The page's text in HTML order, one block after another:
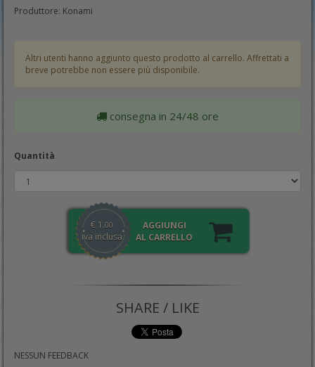
Produttore: Konami
Altri utenti hanno aggiunto questo prodotto al carrello. Affrettati a
breve potrebbe non essere più disponibile.
consegna in 24/48 ore
Quantità
€ 1 ,00
iva inclusa
AGGIUNGI
AL CARRELLO
SHARE / LIKE
NESSUN FEEDBACK